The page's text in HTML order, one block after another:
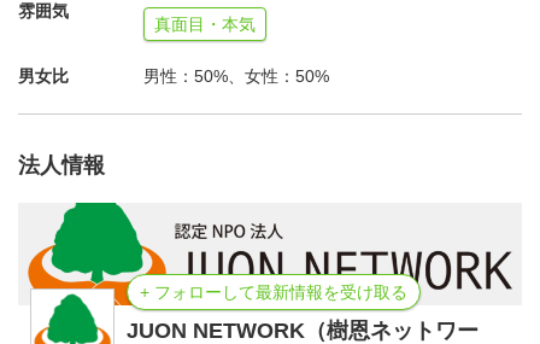
雰囲気
真面目・本気
男女比 男性：50%、女性：50%
法人情報
+ フォローして最新情報を受け取る
JUON NETWORK（樹恩ネットワー